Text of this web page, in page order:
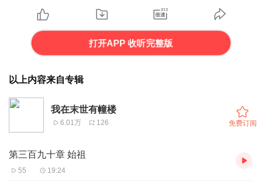
打开APP 收听完整版
以上内容来自专辑
我在末世有幢楼
6.01万 126 免费订阅
第三百九十章 始祖
55 19:24